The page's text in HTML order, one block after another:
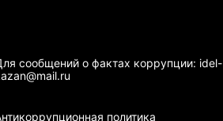
сообщений о фактах коррупции: idel-
политика